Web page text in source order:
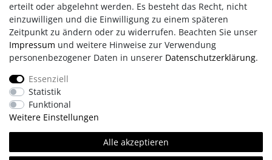
Impressum AGB Daten­schutz­erklärung
Retouren/Reklamationen
Kontakt Team
erteilt oder abgelehnt werden. Es besteht das Recht, nicht
einzuwilligen und die Einwilligung zu einem späteren
Zeitpunkt zu ändern oder zu widerrufen. Beachten Sie unser
Impressum und weitere Hinweise zur Verwendung
personenbezogener Daten in unserer Daten­schutz­erklärung.
Essenziell
Statistik
Funktional
Weitere Einstellungen
Alle akzeptieren